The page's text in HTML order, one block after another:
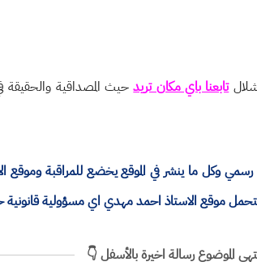
شلالتابعنا باي مكان تريدحيث المصداقية والحقيقة
رسمي وكل ما ينشر في الموقع يخضع للمراقبة
موقع الاستاذ احمد مهدي اي مسؤولية
الموضوع رسالة اخيرة بالأسفل 👇